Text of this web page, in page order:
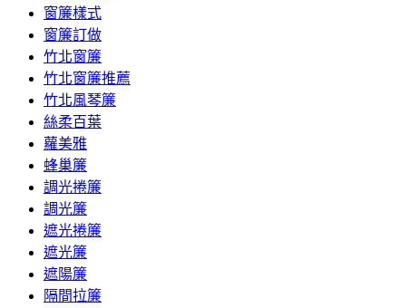
窗簾樣式
窗簾訂做
竹北窗簾
竹北窗簾推薦
竹北風琴簾
絲柔百葉
蘿美雅
蜂巢簾
調光捲簾
調光簾
遮光捲簾
遮光簾
遮陽簾
隔間拉簾